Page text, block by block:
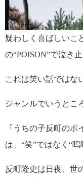
疑わしく喜ばしいこ
の“POISON”で泣き止
これは笑い話ではな
ジャンルでいうとこ
『うちの子反町のポ
は、“笑”ではなく“嗚
反町隆史は日夜、世